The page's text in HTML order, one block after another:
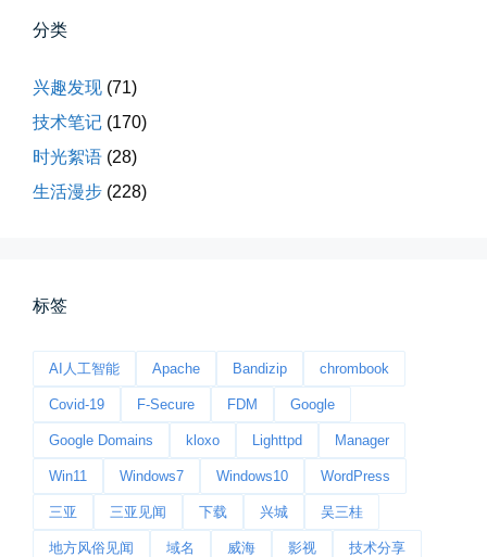
📅 03-31 22:37
今日春分
分类
兴趣发现 (71)
技术笔记 (170)
时光絮语 (28)
生活漫步 (228)
标签
AI人工智能 Apache Bandizip chrombook
Covid-19 F-Secure FDM Google
Google Domains kloxo Lighttpd Manager
Win11 Windows7 Windows10 WordPress
三亚 三亚见闻 下载 兴城 吴三桂
地方风俗见闻 域名 威海 影视 技术分享